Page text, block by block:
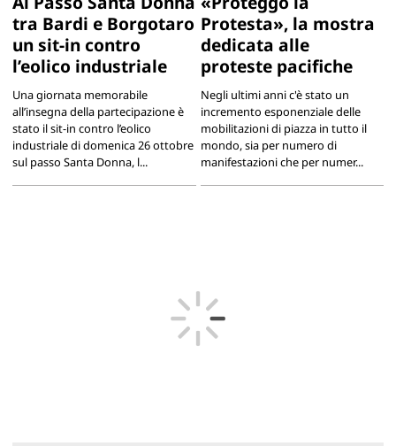
tra Bardi e Borgotaro
un sit-in contro
l’eolico industriale
Una giornata memorabile
all’insegna della partecipazione è
stato il sit-in contro l’eolico
industriale di domenica 26 ottobre
sul passo Santa Donna, l...
Protesta», la mostra
dedicata alle
proteste pacifiche
Negli ultimi anni c'è stato un
incremento esponenziale delle
mobilitazioni di piazza in tutto il
mondo, sia per numero di
manifestazioni che per numer...